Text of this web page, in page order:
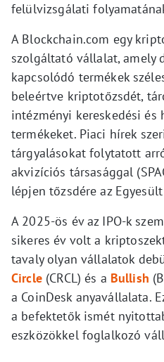
felülvizsgálati
A Blockchain.com egy
szolgáltató vállalat, amely
kapcsolódó termékek
beleértve kriptotőzsdét,
intézményi kereskedési és
termékeket. Piaci hírek
tárgyalásokat folytatott
akvizíciós társasággal
lépjen tőzsdére az
A 2025-ös év az IPO-k
sikeres év volt a
tavaly olyan vállalatok
Circle(CRCL) és a Bullish
a CoinDesk anyavállalata.
a befektetők ismét
eszközökkel foglalkozó